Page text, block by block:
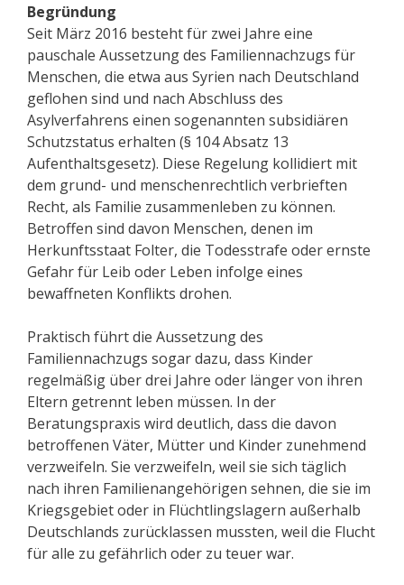
Begründung
Seit März 2016 besteht für zwei Jahre eine
pauschale Aussetzung des Familiennachzugs für
Menschen, die etwa aus Syrien nach Deutschland
geflohen sind und nach Abschluss des
Asylverfahrens einen sogenannten subsidiären
Schutzstatus erhalten (§ 104 Absatz 13
Aufenthaltsgesetz). Diese Regelung kollidiert mit
dem grund- und menschenrechtlich verbrieften
Recht, als Familie zusammenleben zu können.
Betroffen sind davon Menschen, denen im
Herkunftsstaat Folter, die Todesstrafe oder ernste
Gefahr für Leib oder Leben infolge eines
bewaffneten Konflikts drohen.
Praktisch führt die Aussetzung des
Familiennachzugs sogar dazu, dass Kinder
regelmäßig über drei Jahre oder länger von ihren
Eltern getrennt leben müssen. In der
Beratungspraxis wird deutlich, dass die davon
betroffenen Väter, Mütter und Kinder zunehmend
verzweifeln. Sie verzweifeln, weil sie sich täglich
nach ihren Familienangehörigen sehnen, die sie im
Kriegsgebiet oder in Flüchtlingslagern außerhalb
Deutschlands zurücklassen mussten, weil die Flucht
für alle zu gefährlich oder zu teuer war.